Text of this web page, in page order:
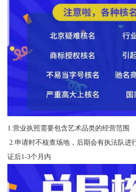
1.营业执照需要包含艺术品类的经营范围
2.申请时不核查场地，后期会有执法队进
证后1-3个月内